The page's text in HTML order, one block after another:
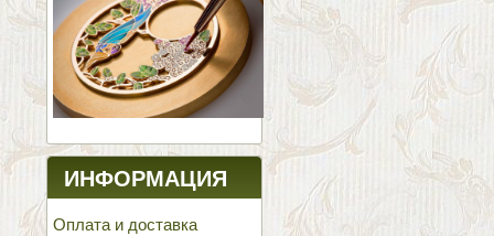
ИНФОРМАЦИЯ
Оплата и доставка